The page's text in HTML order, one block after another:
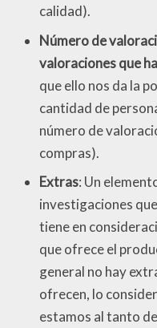
calidad).
Número de
valoraciones que
que ello nos da la
cantidad de
número de
compras).
Extras: Un
investigaciones
tiene en
que ofrece el
general no hay
ofrecen, lo
estamos al tanto